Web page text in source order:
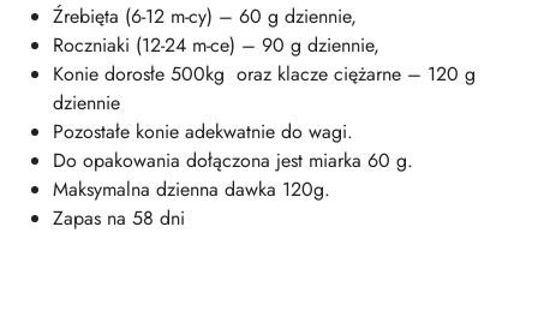
Źrebięta (6-12 m-cy) – 60 g dziennie,
Roczniaki (12-24 m-ce) – 90 g dziennie,
Konie dorosłe 500kg oraz klacze ciężarne – 120 g
dziennie
Pozostałe konie adekwatnie do wagi.
Do opakowania dołączona jest miarka 60 g.
Maksymalna dzienna dawka 120g.
Zapas na 58 dni